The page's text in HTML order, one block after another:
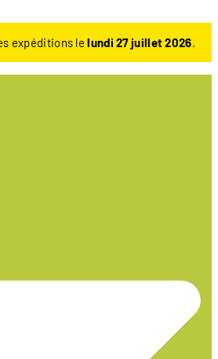
expéditions lelundi 27 juillet 2026.